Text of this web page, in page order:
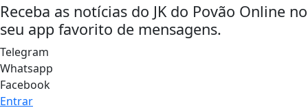
Receba as notícias do JK do Povão Online no
seu app favorito de mensagens.
Telegram
Whatsapp
Facebook
Entrar